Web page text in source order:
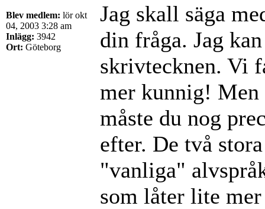
Blev medlem: lör okt
04, 2003 3:28 am
Inlägg: 3942
Ort: Göteborg
Jag skall säga
din fråga. Jag
skrivtecknen. Vi
mer kunnig! Men
måste du nog
efter. De två
"vanliga"
som låter lite